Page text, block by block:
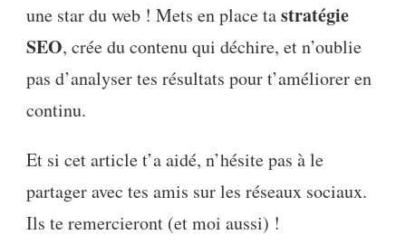
une star du web ! Mets en place tastratégie
SEO, crée du contenu qui déchire, et n’oublie
pas d’analyser tes résultats pour t’améliorer en
continu.
Et si cet article t’a aidé, n’hésite pas à le
partager avec tes amis sur les réseaux sociaux.
Ils te remercieront (et moi aussi) !